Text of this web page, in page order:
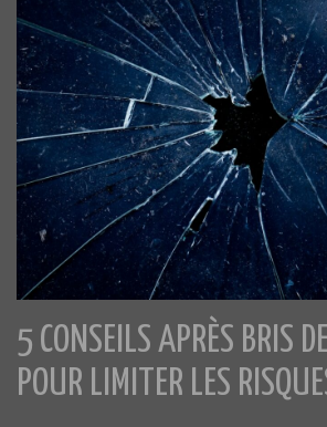
5 CONSEILS APRÈS BRIS
POUR LIMITER LES